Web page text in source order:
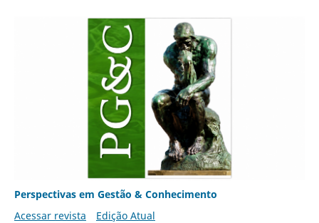
Perspectivas em Gestão & Conhecimento
Acessar revista
Edição Atual